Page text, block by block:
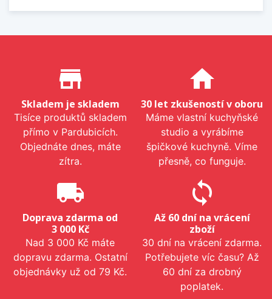
Proč nakupovat u nás?
store_mall_directory
Skladem je skladem
Tisíce produktů skladem
přímo v Pardubicích.
Objednáte dnes, máte
zítra.
home
30 let zkušeností v oboru
Máme vlastní kuchyňské
studio a vyrábíme
špičkové kuchyně. Víme
přesně, co funguje.
local_shipping
Doprava zdarma od
3 000 Kč
Nad 3 000 Kč máte
dopravu zdarma. Ostatní
objednávky už od 79 Kč.
sync
Až 60 dní na vrácení
zboží
30 dní na vrácení zdarma.
Potřebujete víc času? Až
60 dní za drobný
poplatek.